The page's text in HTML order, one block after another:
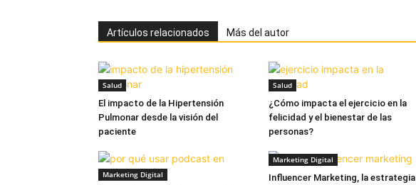
Artículos relacionados Más del autor
Salud
El impacto de la Hipertensión
Pulmonar desde la visión del
paciente
Salud
¿Cómo impacta el ejercicio en la
felicidad y el bienestar de las
personas?
Marketing Digital
Marketing Digital
Influencer Marketing, la estrategia